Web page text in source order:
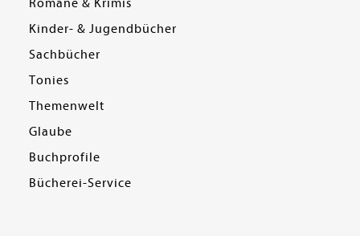
Romane & Krimis
Kinder- & Jugendbücher
Sachbücher
Tonies
Themenwelt
Glaube
Buchprofile
Bücherei-Service